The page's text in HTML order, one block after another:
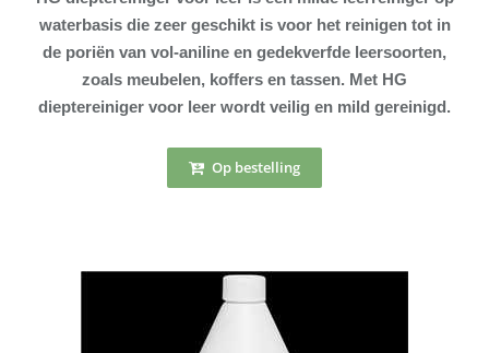
waterbasis die zeer geschikt is voor het reinigen tot in
de poriën van vol-aniline en gedekverfde leersoorten,
zoals meubelen, koffers en tassen. Met HG
dieptereiniger voor leer wordt veilig en mild gereinigd.
Op bestelling